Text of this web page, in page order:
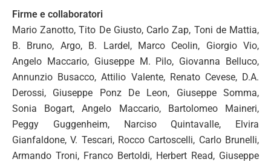
Firme e collaboratori
Mario Zanotto, Tito De Giusto, Carlo Zap, Toni de Mattia,
B. Bruno, Argo, B. Lardel, Marco Ceolin, Giorgio Vio,
Angelo Maccario, Giuseppe M. Pilo, Giovanna Belluco,
Annunzio Busacco, Attilio Valente, Renato Cevese, D.A.
Derossi, Giuseppe Ponz De Leon, Giuseppe Somma,
Sonia Bogart, Angelo Maccario, Bartolomeo Maineri,
Peggy Guggenheim, Narciso Quintavalle, Elvira
Gianfaldone, V. Tescari, Rocco Cartoscelli, Carlo Brunelli,
Armando Troni, Franco Bertoldi, Herbert Read, Giuseppe